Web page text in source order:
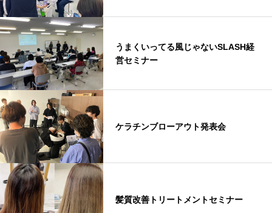
うまくいってる風じゃないSLASH経
営セミナー
ケラチンブローアウト発表会
髪質改善トリートメントセミナー